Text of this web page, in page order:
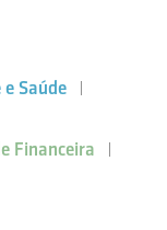
Saúde
Financeira